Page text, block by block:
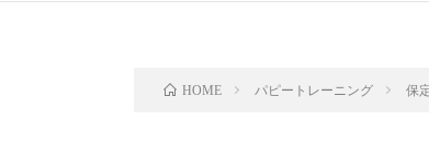
HOME パピートレーニング 保